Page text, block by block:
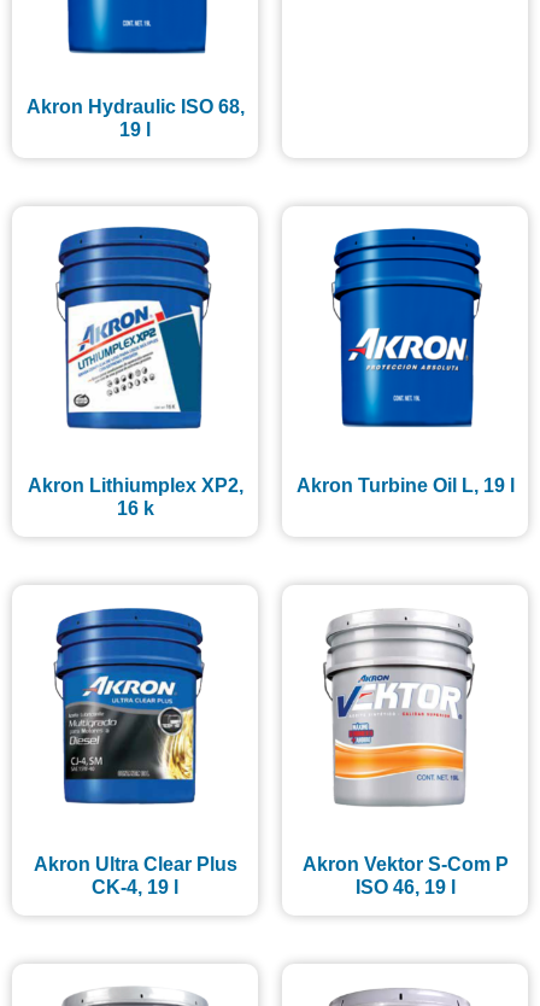
Akron Hydraulic ISO 68,
19 l
Akron Lithiumplex XP2,
16 k
Akron Turbine Oil L, 19 l
Akron Ultra Clear Plus
CK-4, 19 l
Akron Vektor S-Com P
ISO 46, 19 l